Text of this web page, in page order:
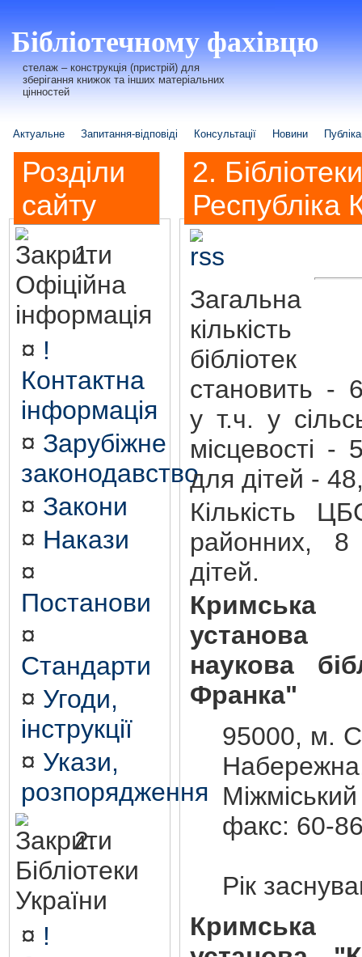
Бібліотечному фахівцю
стелаж – конструкція (пристрій) для
зберігання книжок та інших матеріальних
цінностей
Актуальне Запитання-відповіді Консультації Новини
Розділи
сайту
1.
Офіційна
інформація
¤ !
Контактна
інформація
¤ Зарубіжне
законодавство
¤ Закони
¤ Накази
¤
Постанови
¤
Стандарти
¤ Угоди,
інструкції
¤ Укази,
розпорядження
2.
Бібліотеки
України
¤ !
2.
Республіка
Загальна
кількість
бібліотек
становить -
у т.ч. у
місцевості -
для дітей -
Кількість
районних,
дітей.
Кримська
установа
наукова
Франка"
95000, м.
факс: 60-
Рік
Кримська